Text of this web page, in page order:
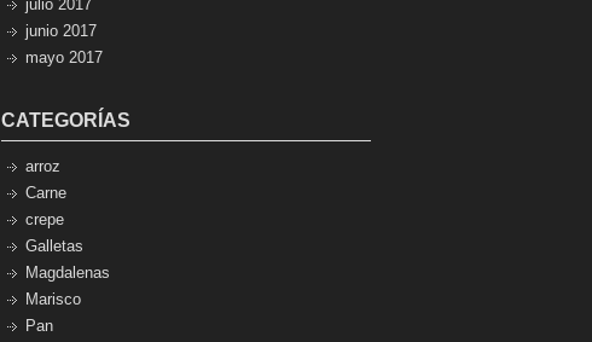
julio 2017
junio 2017
mayo 2017
CATEGORÍAS
arroz
Carne
crepe
Galletas
Magdalenas
Marisco
Pan